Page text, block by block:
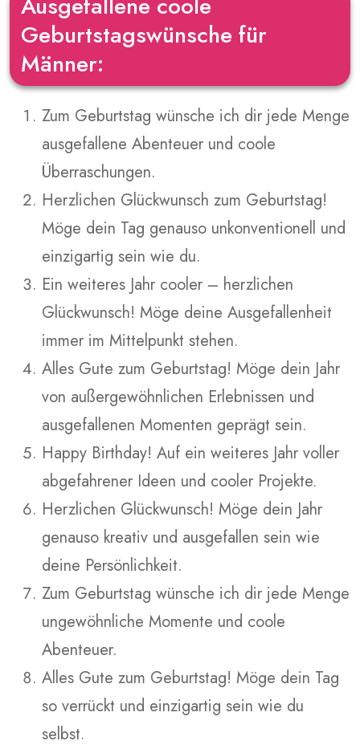
Geburtstagswünsche für
Männer:
Zum Geburtstag wünsche ich dir jede Menge
ausgefallene Abenteuer und coole
Überraschungen.
Herzlichen Glückwunsch zum Geburtstag!
Möge dein Tag genauso unkonventionell und
einzigartig sein wie du.
Ein weiteres Jahr cooler – herzlichen
Glückwunsch! Möge deine Ausgefallenheit
immer im Mittelpunkt stehen.
Alles Gute zum Geburtstag! Möge dein Jahr
von außergewöhnlichen Erlebnissen und
ausgefallenen Momenten geprägt sein.
Happy Birthday! Auf ein weiteres Jahr voller
abgefahrener Ideen und cooler Projekte.
Herzlichen Glückwunsch! Möge dein Jahr
genauso kreativ und ausgefallen sein wie
deine Persönlichkeit.
Zum Geburtstag wünsche ich dir jede Menge
ungewöhnliche Momente und coole
Abenteuer.
Alles Gute zum Geburtstag! Möge dein Tag
so verrückt und einzigartig sein wie du
selbst.